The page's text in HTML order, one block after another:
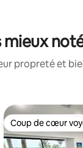
mieux
propreté et
Coup de cœur
Coup de cœur